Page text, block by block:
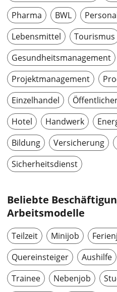
Pharma
BWL
Lebensmittel
Tourismus
Gesundheitsmanagement
Projektmanagement
Einzelhandel
Hotel
Handwerk
Bildung
Versicherung
Sicherheitsdienst
Beliebte
Arbeitsmodelle
Teilzeit Minijob
Quereinsteiger
Aushilfe
Trainee
Nebenjob